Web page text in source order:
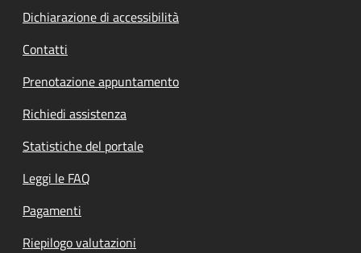
Dichiarazione di accessibilità
Contatti
Prenotazione appuntamento
Richiedi assistenza
Statistiche del portale
Leggi le FAQ
Pagamenti
Riepilogo valutazioni